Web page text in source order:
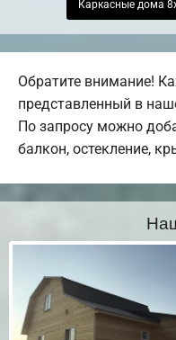
Каркасные дома
Обратите внимание!
представленный в
По запросу можно
балкон, остекление,